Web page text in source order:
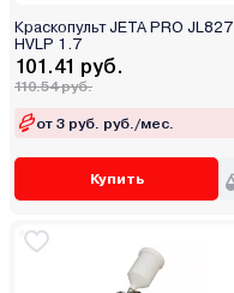
Краскопульт JETA PRO JL827
HVLP 1.7
101.41 руб.
110.54 руб.
от 3 руб. руб./мес.
Купить